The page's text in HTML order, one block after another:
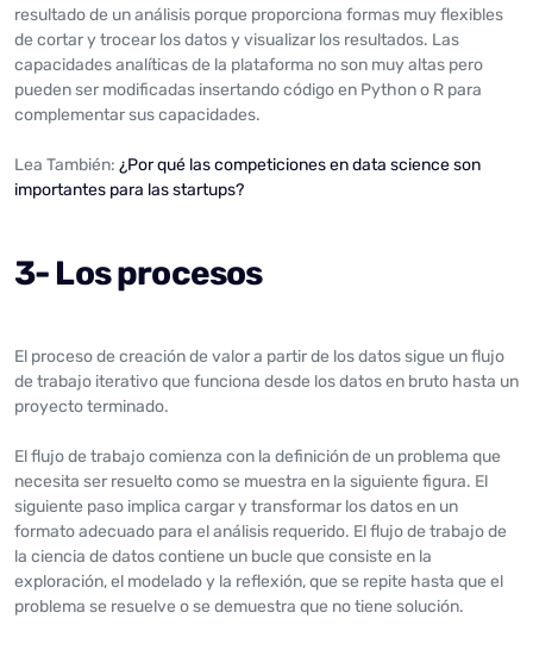
resultado de un análisis porque proporciona formas muy flexibles
de cortar y trocear los datos y visualizar los resultados. Las
capacidades analíticas de la plataforma no son muy altas pero
pueden ser modificadas insertando código en Python o R para
complementar sus capacidades.
Lea También: ¿Por qué las competiciones en data science son
importantes para las startups?
3- Los procesos
El proceso de creación de valor a partir de los datos sigue un flujo
de trabajo iterativo que funciona desde los datos en bruto hasta un
proyecto terminado.
El flujo de trabajo comienza con la definición de un problema que
necesita ser resuelto como se muestra en la siguiente figura. El
siguiente paso implica cargar y transformar los datos en un
formato adecuado para el análisis requerido. El flujo de trabajo de
la ciencia de datos contiene un bucle que consiste en la
exploración, el modelado y la reflexión, que se repite hasta que el
problema se resuelve o se demuestra que no tiene solución.